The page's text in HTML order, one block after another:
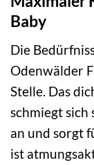
Baby
Die
Odenwälder
Stelle. Das
schmiegt
an und sorgt
ist